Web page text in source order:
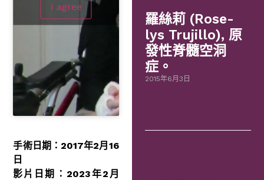
I agree
手術日期：2017年2月16
日
影片日期：2023年2月
羅絲莉 (Rose-
lys Trujillo), 原
發性脊髓空洞
症。
2015年6月3日